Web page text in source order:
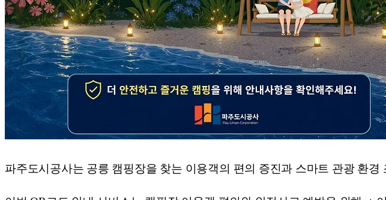
파주도시공사는 공릉 캠핑장을 찾는 이용객의 편의 증진과 스마트 관광 환